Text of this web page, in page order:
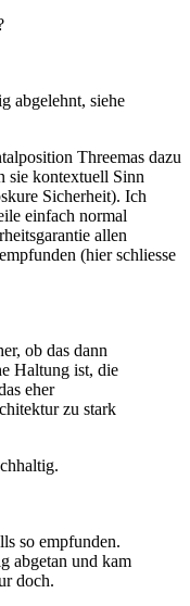
abgelehnt, siehe
Threemas dazu
sie kontextuell Sinn
Sicherheit). Ich
einfach normal
allen
(hier schliesse
ob das dann
Haltung ist, die
eher
zu stark
so empfunden.
abgetan und kam
doch.